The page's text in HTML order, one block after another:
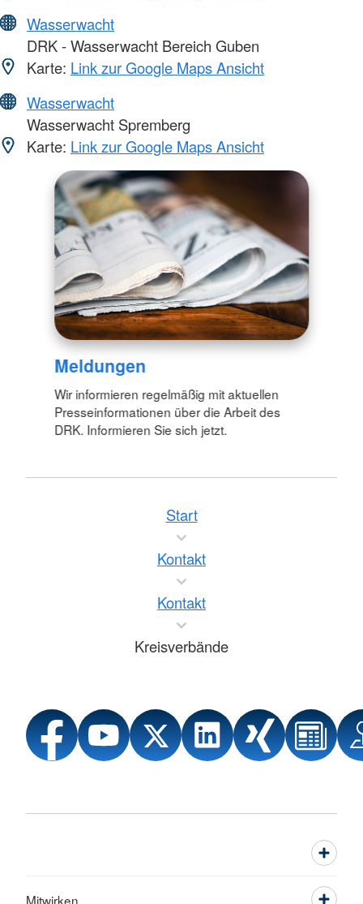
Wasserwacht
DRK - Wasserwacht Bereich Guben
Karte: Link zur Google Maps Ansicht
Wasserwacht
Wasserwacht Spremberg
Karte: Link zur Google Maps Ansicht
Meldungen
Wir informieren regelmäßig mit aktuellen
Presseinformationen über die Arbeit des
DRK. Informieren Sie sich jetzt.
Start
Kontakt
Kontakt
Kreisverbände
Mitwirken